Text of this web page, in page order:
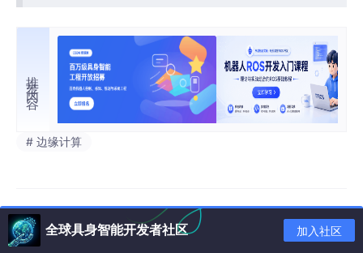
推荐内容
# 边缘计算
全球具身智能开发者社区 加入社区